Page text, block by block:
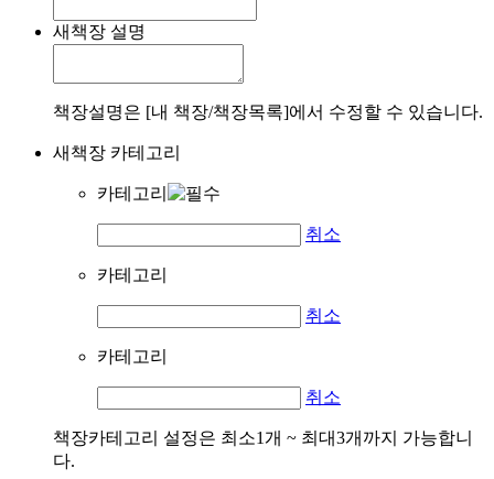
새책장 설명
책장설명은 [내 책장/책장목록]에서 수정할 수 있습니다.
새책장 카테고리
카테고리
취소
카테고리
취소
카테고리
취소
책장카테고리 설정은 최소1개 ~ 최대3개까지 가능합니
다.